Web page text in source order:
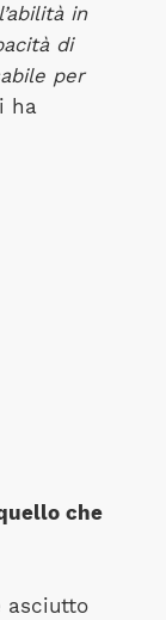
in
di
per
ha
che
asciutto